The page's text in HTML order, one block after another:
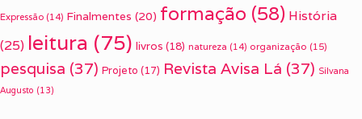
Expressão (14) Finalmentes (20) formação (58) História
(25) leitura (75) livros (18) natureza (14) organização (15)
pesquisa (37) Projeto (17) Revista Avisa Lá (37) Silvana
Augusto (13)